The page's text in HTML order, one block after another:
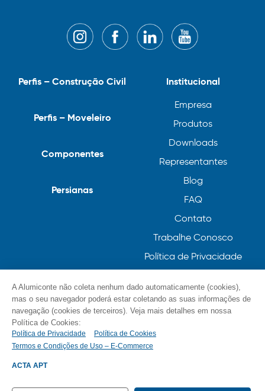
Institucional
Empresa
Produtos
Downloads
Representantes
Blog
FAQ
Contato
Trabalhe Conosco
Política de Privacidade
Perfis – Construção Civil
Perfis – Moveleiro
Componentes
Persianas
© Alumiconte, Grande como as minhas ideias /
A Alumiconte não coleta nenhum dado automaticamente (cookies),
mas o seu navegador poderá estar coletando as suas informações de
navegação (cookies de terceiros). Veja mais detalhes em nossa
Política de Cookies:
Política de Privacidade
Política de Cookies
Termos e Condições de Uso – E-Commerce
ACTA APT